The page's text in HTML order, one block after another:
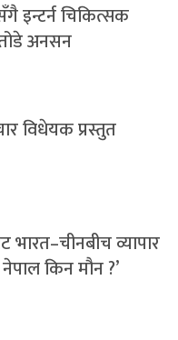
इन्टर्न चिकित्सक
अनसन
विधेयक प्रस्तुत
भारत–चीनबीच व्यापार
किन मौन ?’